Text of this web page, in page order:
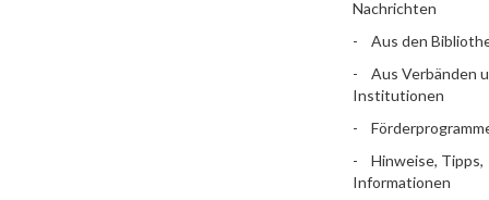
Nachrichten
Aus den
Aus Verbänden
Institutionen
Hinweise, Tipps,
Informationen